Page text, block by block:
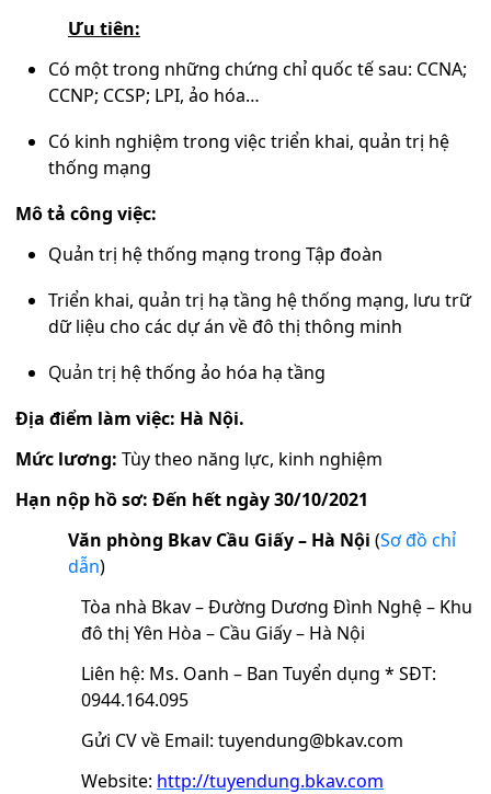
Ưu tiên:
Có một trong những chứng chỉ quốc tế sau: CCNA;
CCNP; CCSP; LPI, ảo hóa…
Có kinh nghiệm trong việc triển khai, quản trị hệ
thống mạng
Mô tả công việc:
Quản trị hệ thống mạng trong Tập đoàn
Triển khai, quản trị hạ tầng hệ thống mạng, lưu trữ
dữ liệu cho các dự án về đô thị thông minh
Quản trị hệ thống ảo hóa hạ tầng
Địa điểm làm việc: Hà Nội.
Mức lương: Tùy theo năng lực, kinh nghiệm
Hạn nộp hồ sơ: Đến hết ngày 30/10/2021
Văn phòng Bkav Cầu Giấy – Hà Nội (Sơ đồ chỉ
dẫn)
Tòa nhà Bkav – Đường Dương Đình Nghệ – Khu
đô thị Yên Hòa – Cầu Giấy – Hà Nội
Liên hệ: Ms. Oanh – Ban Tuyển dụng * SĐT:
0944.164.095
Gửi CV về Email: tuyendung@bkav.com
Website: http://tuyendung.bkav.com